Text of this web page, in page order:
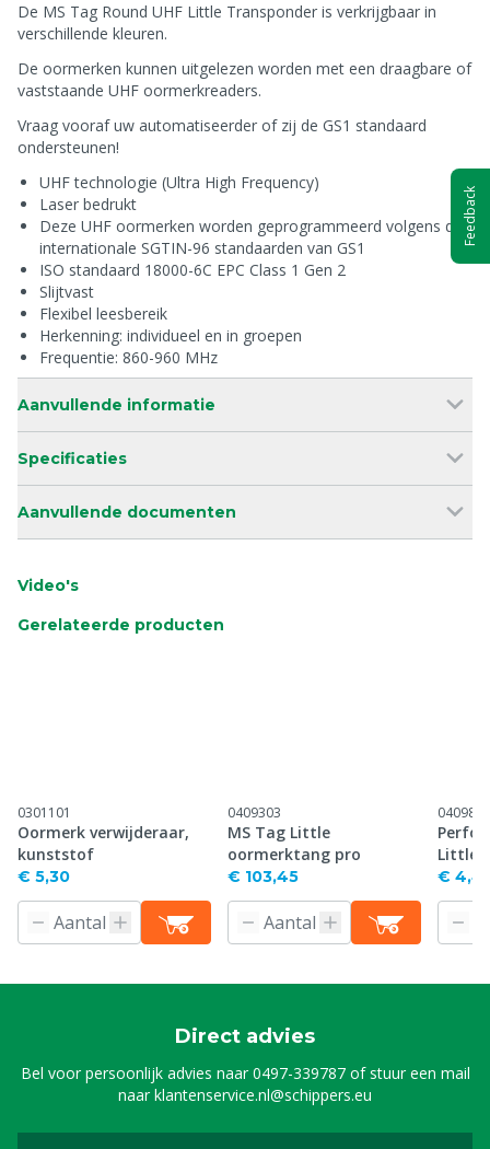
De MS Tag Round UHF Little Transponder is verkrijgbaar in
verschillende kleuren.
De oormerken kunnen uitgelezen worden met een draagbare of
vaststaande UHF oormerkreaders.
Vraag vooraf uw automatiseerder of zij de GS1 standaard
ondersteunen!
UHF technologie (Ultra High Frequency)
Laser bedrukt
Deze UHF oormerken worden geprogrammeerd volgens de
internationale SGTIN-96 standaarden van GS1
ISO standaard 18000-6C EPC Class 1 Gen 2
Slijtvast
Flexibel leesbereik
Herkenning: individueel en in groepen
Frequentie: 860-960 MHz
Aanvullende informatie
Specificaties
Aanvullende documenten
Video's
Gerelateerde producten
0301101
Oormerk verwijderaar,
kunststof
€ 5,30
0409303
MS Tag Little
oormerktang pro
€ 103,45
0409834
Little
€
Direct advies
Bel voor persoonlijk advies naar0497-339787of stuur een mail
naarklantenservice.nl@schippers.eu
Feedback